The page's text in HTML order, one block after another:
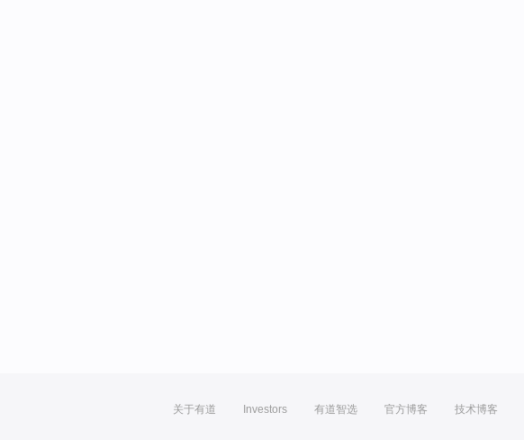
关于有道 Investors 有道智选 官方博客 技术博客